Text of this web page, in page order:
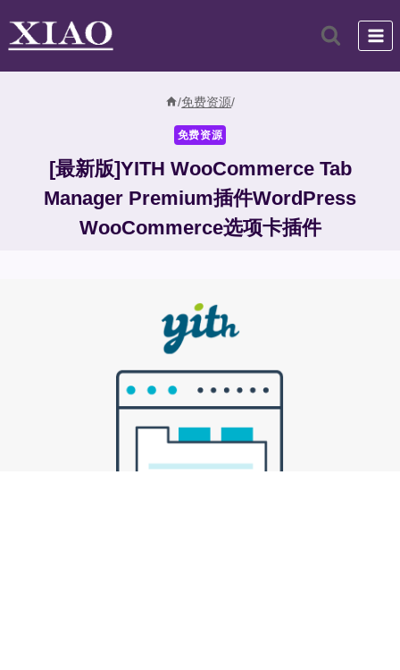
/免费资源/
免费资源
[最新版]YITH WooCommerce Tab
Manager Premium插件WordPress
WooCommerce选项卡插件